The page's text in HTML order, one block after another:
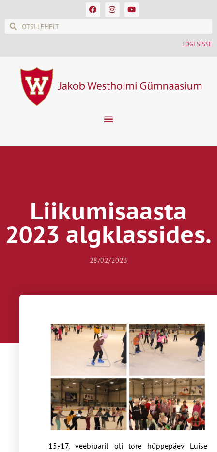
LOGI SISSE
Liikumisaasta
2023 algklassides.
28/02/2023
15.-17. veebruaril oli tore hüppepäev Luise